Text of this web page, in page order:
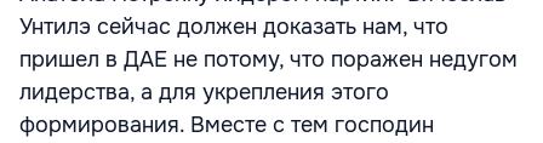
Унтилэ сейчас должен доказать нам, что
пришел в ДАЕ не потому, что поражен недугом
лидерства, а для укрепления этого
формирования. Вместе с тем господин